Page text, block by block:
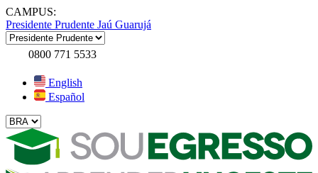
CAMPUS:
Presidente Prudente Jaú Guarujá
0800 771 5533
English
Español